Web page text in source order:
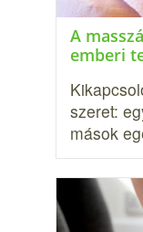
A
emberi
szeret:
mások